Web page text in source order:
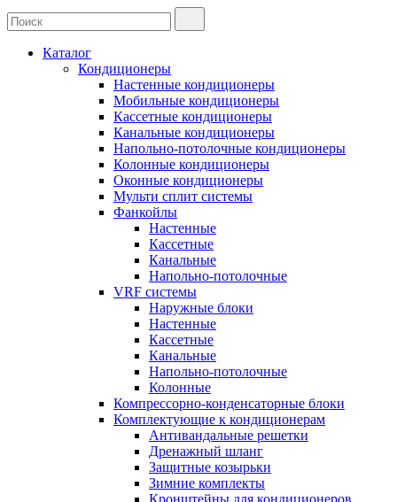
Каталог
Кондиционеры
Настенные кондиционеры
Мобильные кондиционеры
Кассетные кондиционеры
Канальные кондиционеры
Напольно-потолочные кондиционеры
Колонные кондиционеры
Оконные кондиционеры
Мульти сплит системы
Фанкойлы
Настенные
Кассетные
Канальные
Напольно-потолочные
VRF системы
Наружные блоки
Настенные
Кассетные
Канальные
Напольно-потолочные
Колонные
Компрессорно-конденсаторные блоки
Комплектующие к кондиционерам
Антивандальные решетки
Дренажный шланг
Защитные козырьки
Зимние комплекты
Кронштейны для кондиционеров